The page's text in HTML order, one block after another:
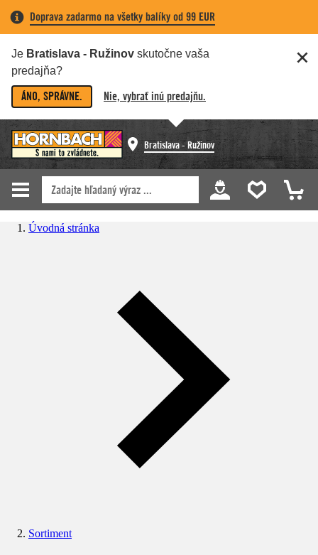
Doprava zadarmo na všetky balíky od 99 EUR
Je Bratislava - Ružinov skutočne vaša
predajňa?
ÁNO, SPRÁVNE. Nie, vybrať inú predajňu.
Bratislava - Ružinov
Úvodná stránka
Sortiment